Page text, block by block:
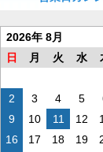
2026年 8月
日
月 火 水
2
3 4 5
9
10 11 12
16
17 18 19